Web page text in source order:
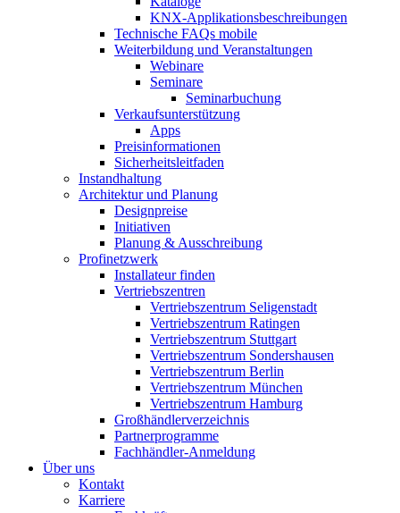
KNX-Applikationsbeschreibungen
Technische FAQs mobile
Weiterbildung und Veranstaltungen
Webinare
Seminare
Seminarbuchung
Verkaufsunterstützung
Apps
Preisinformationen
Sicherheitsleitfaden
Instandhaltung
Architektur und Planung
Designpreise
Initiativen
Planung & Ausschreibung
Profinetzwerk
Installateur finden
Vertriebszentren
Vertriebszentrum Seligenstadt
Vertriebszentrum Ratingen
Vertriebszentrum Stuttgart
Vertriebszentrum Sondershausen
Vertriebszentrum Berlin
Vertriebszentrum München
Vertriebszentrum Hamburg
Großhändlerverzeichnis
Partnerprogramme
Fachhändler-Anmeldung
Über uns
Kontakt
Karriere